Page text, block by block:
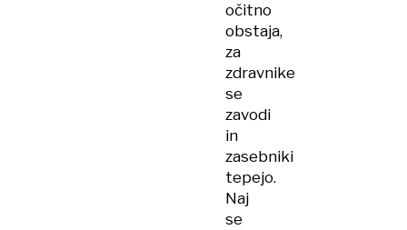
očitno
obstaja,
za
zdravnike
se
zavodi
in
zasebniki
tepejo.
Naj
se